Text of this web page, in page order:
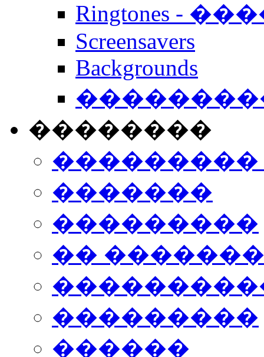
Ringtones -
Screensavers
Backgrounds
��������
���������
�������
���������
��
���������
������